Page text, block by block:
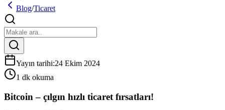
Blog/Ticaret
Yayın tarihi:24 Ekim 2024
1 dk okuma
Bitcoin – çılgın hızlı ticaret fırsatları!